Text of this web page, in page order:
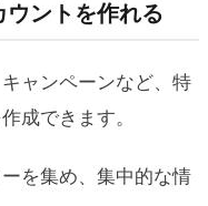
ウントを作れる
ャンペーンなど、特
成できます。
を集め、集中的な情